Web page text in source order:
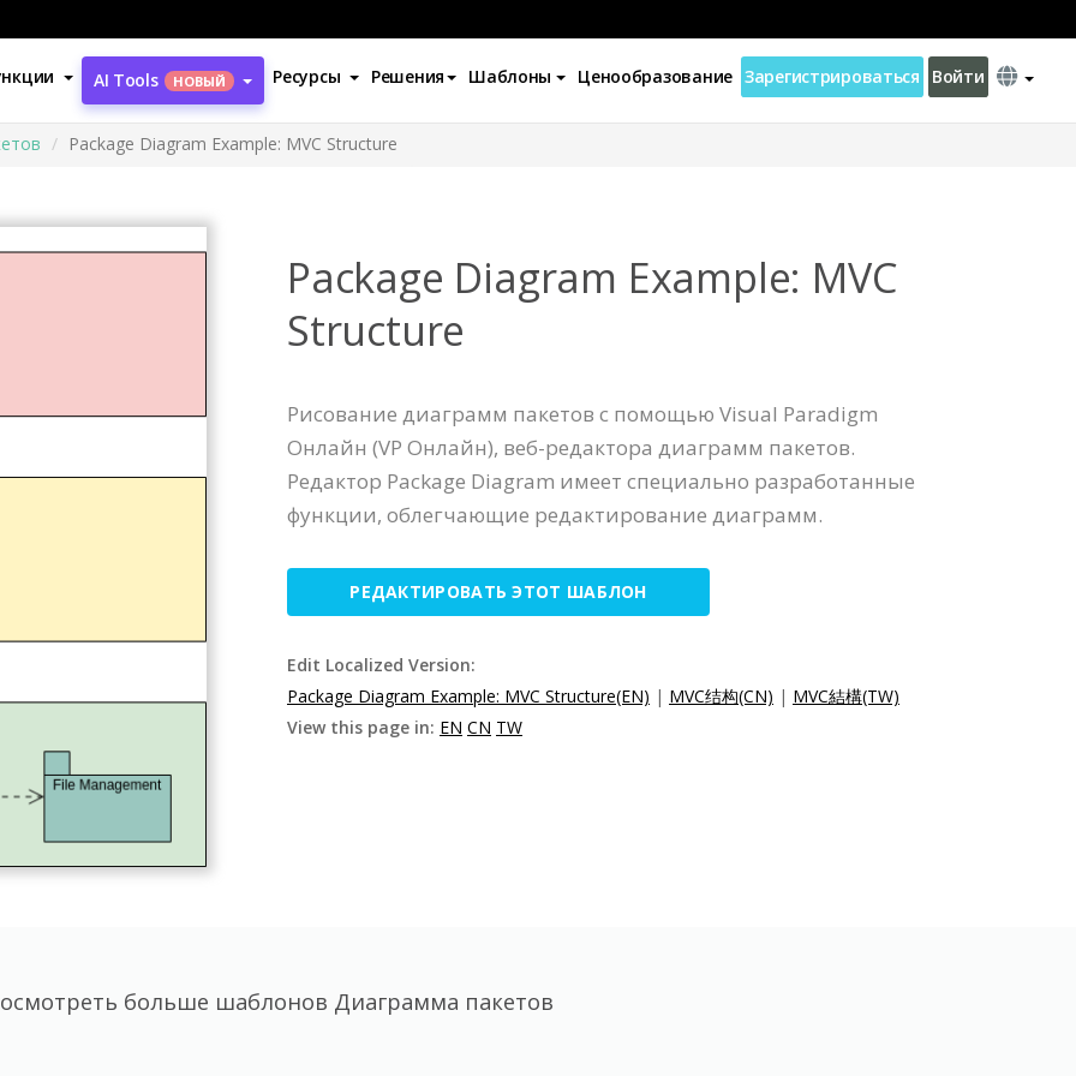
AI Tools НОВЫЙ Ресурсы Решения Шаблоны Ценообразование Зарегистрироваться Войти
Package Diagram Example: MVC Structure
Package Diagram Example: MVC
Structure
Рисование диаграмм пакетов с помощью Visual Paradigm
Онлайн (VP Онлайн), веб-редактора диаграмм пакетов.
Редактор Package Diagram имеет специально разработанные
функции, облегчающие редактирование диаграмм.
РЕДАКТИРОВАТЬ ЭТОТ ШАБЛОН
Edit Localized Version:
Package Diagram Example: MVC Structure(EN) | MVC结构(CN) | MVC結構(TW)
View this page in: EN CN TW
больше шаблонов Диаграмма пакетов